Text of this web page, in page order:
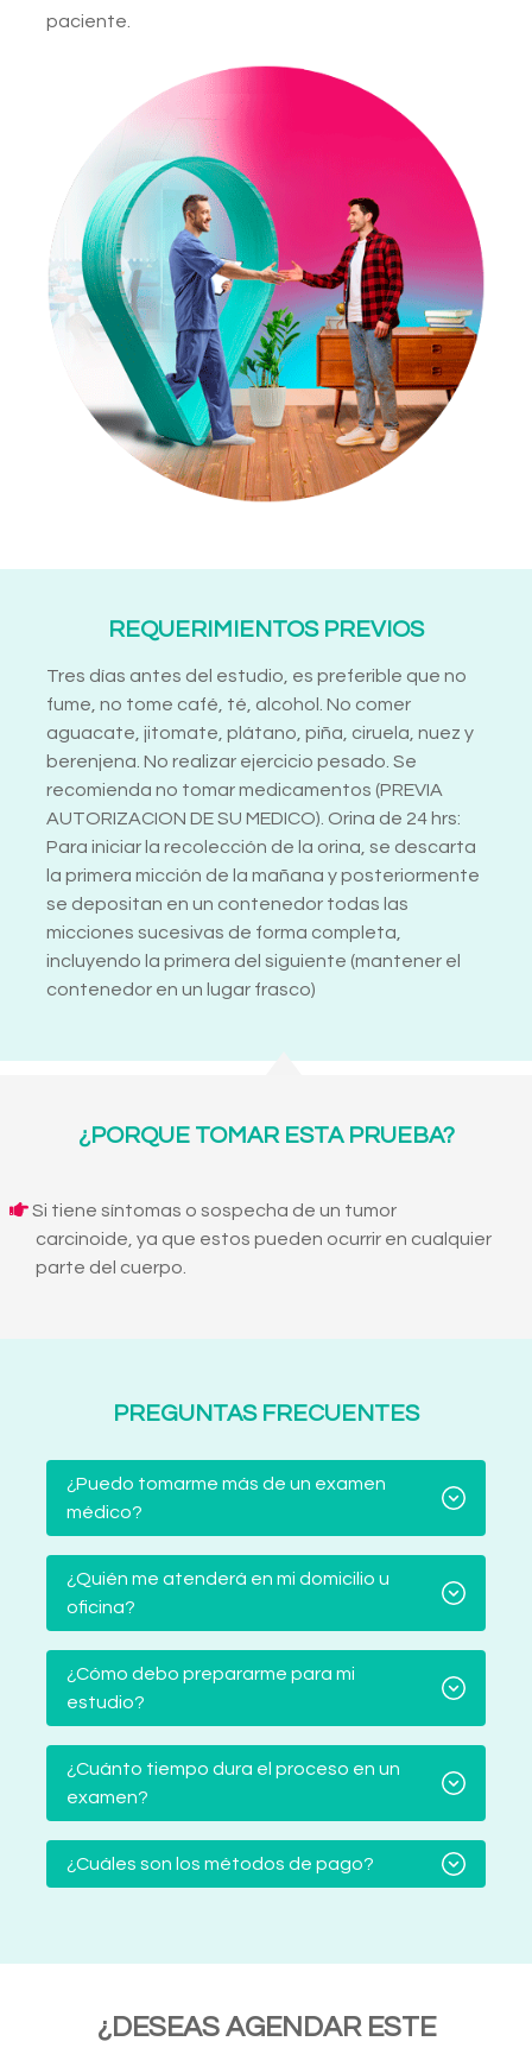
paciente.
REQUERIMIENTOS PREVIOS
Tres días antes del estudio, es preferible que no
fume, no tome café, té, alcohol. No comer
aguacate, jitomate, plátano, piña, ciruela, nuez y
berenjena. No realizar ejercicio pesado. Se
recomienda no tomar medicamentos (PREVIA
AUTORIZACION DE SU MEDICO). Orina de 24 hrs:
Para iniciar la recolección de la orina, se descarta
la primera micción de la mañana y posteriormente
se depositan en un contenedor todas las
micciones sucesivas de forma completa,
incluyendo la primera del siguiente (mantener el
contenedor en un lugar frasco)
¿PORQUE TOMAR ESTA PRUEBA?
Si tiene síntomas o sospecha de un tumor
carcinoide, ya que estos pueden ocurrir en cualquier
parte del cuerpo.
PREGUNTAS FRECUENTES
¿Puedo tomarme más de un examen
médico?
¿Quién me atenderá en mi domicilio u
oficina?
¿Cómo debo prepararme para mi
estudio?
¿Cuánto tiempo dura el proceso en un
examen?
¿Cuáles son los métodos de pago?
¿DESEAS AGENDAR ESTE